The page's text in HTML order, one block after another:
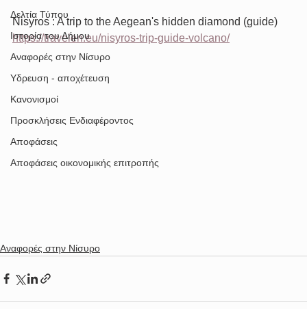
Δελτία Τύπου
Ιστορία του Δήμου
Αναφορές στην Νίσυρο
Υδρευση - αποχέτευση
Κανονισμοί
Προσκλήσεις Ενδιαφέροντος
Αποφάσεις
Αποφάσεις οικονομικής επιτροπής
Nisyros : A trip to the Aegean's hidden diamond (guide)
https://travelen.eu/nisyros-trip-guide-volcano/
Αναφορές στην Νίσυρο